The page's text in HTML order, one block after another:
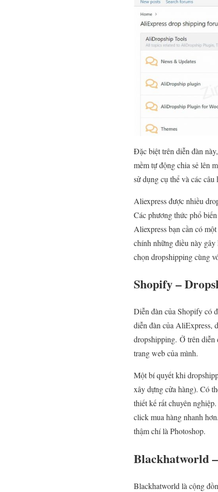
Đặc biệt trên diễn đàn
mềm tự động chia sẻ lên
sử dụng cụ thể và các
Aliexpress được nhiều
Các phương thức phổ
Aliexpress bạn cần có
chính những điều này
chọn dropshipping cùng
Shopify –
Diễn đàn của Shopify có
diễn đàn của AliExpress,
dropshipping. Ở trên diễn
trang web của mình.
Một bí quyết khi
xây dựng cửa hàng). Có
thiết kế rất chuyên
click mua hàng nhanh
thậm chí là Photoshop.
Blackhatworld
Blackhatworld là cộng